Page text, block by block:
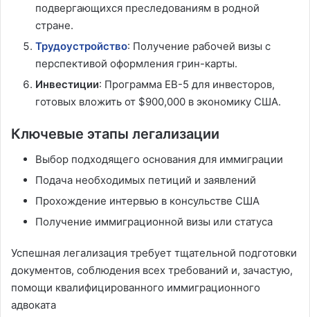
подвергающихся преследованиям в родной
стране.
Трудоустройство: Получение рабочей визы с
перспективой оформления грин-карты.
Инвестиции: Программа EB-5 для инвесторов,
готовых вложить от $900,000 в экономику США.
Ключевые этапы легализации
Выбор подходящего основания для иммиграции
Подача необходимых петиций и заявлений
Прохождение интервью в консульстве США
Получение иммиграционной визы или статуса
Успешная легализация требует тщательной подготовки
документов, соблюдения всех требований и, зачастую,
помощи квалифицированного иммиграционного
адвоката